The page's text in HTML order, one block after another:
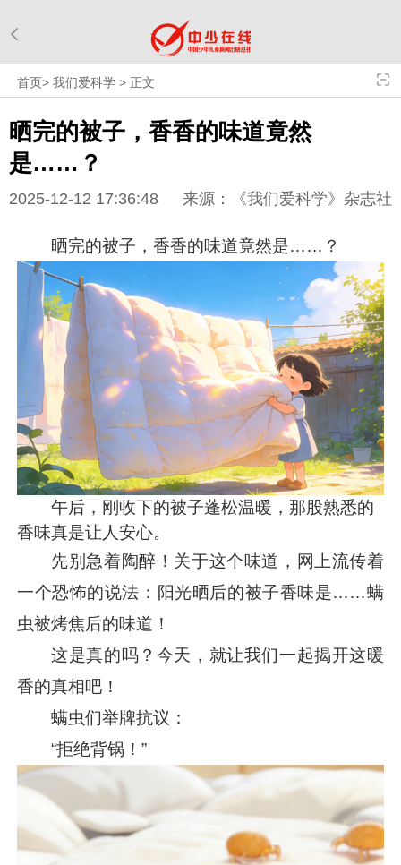
首页>我们爱科学 > 正文
晒完的被子，香香的味道竟然
是……？
2025-12-12 17:36:48 来源：《我们爱科学》杂志社
晒完的被子，香香的味道竟然是……？
午后，刚收下的被子蓬松温暖，那股熟悉的
香味真是让人安心。
先别急着陶醉！关于这个味道，网上流传着
一个恐怖的说法：阳光晒后的被子香味是……螨
虫被烤焦后的味道！
这是真的吗？今天，就让我们一起揭开这暖
香的真相吧！
螨虫们举牌抗议：
“拒绝背锅！”